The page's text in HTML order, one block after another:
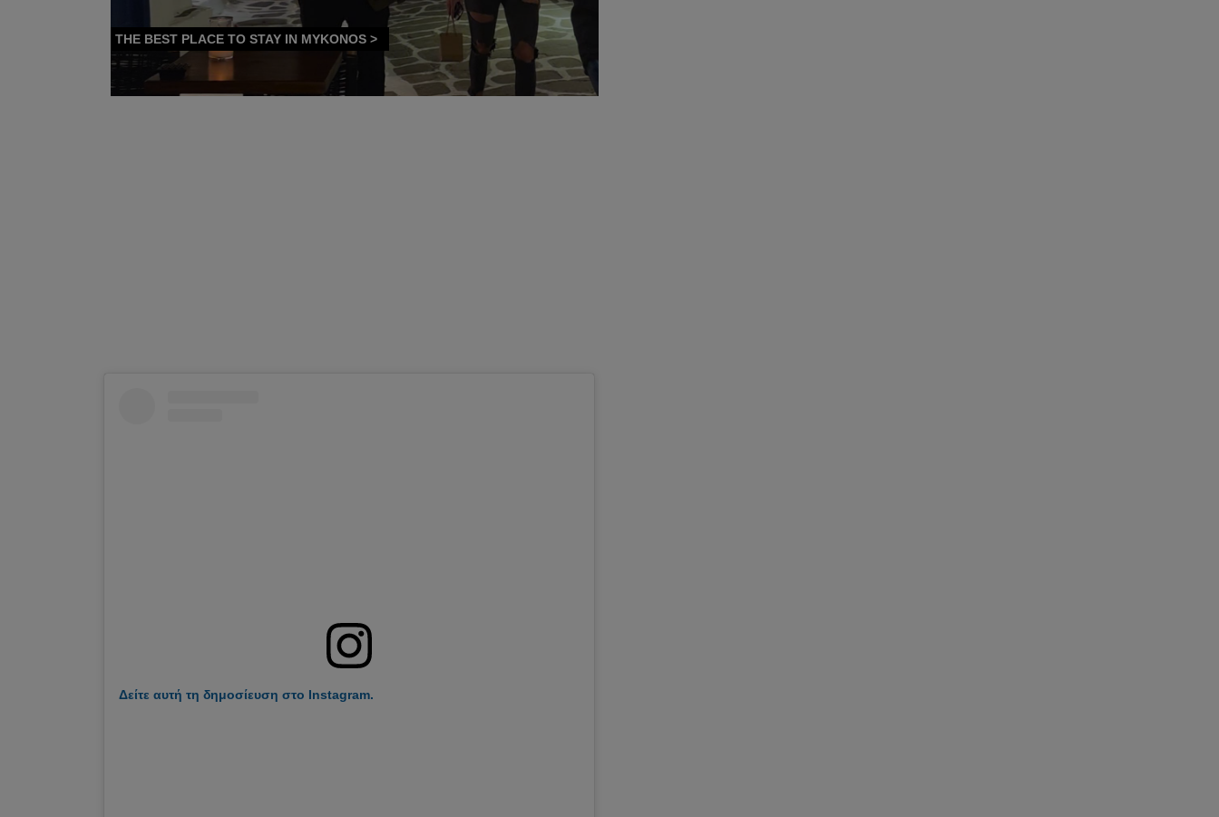
Δείτε αυτή τη δημοσίευση στο Instagram.